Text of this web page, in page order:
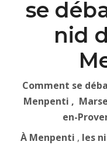
se
nid
Comment se
Menpenti ,
en-
À Menpenti , les